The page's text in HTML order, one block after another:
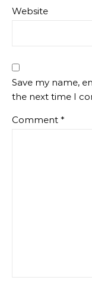
Website
Save my name,
the next time I
Comment *